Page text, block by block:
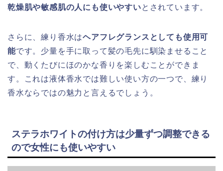
乾燥肌や敏感肌の人にも使いやすいとされています。
さらに、練り香水はヘアフレグランスとしても使用可
能です。少量を手に取って髪の毛先に馴染ませること
で、動くたびにほのかな香りを楽しむことができま
す。これは液体香水では難しい使い方の一つで、練り
香水ならではの魅力と言えるでしょう。
ステラホワイトの付け方は少量ずつ調整できる
ので女性にも使いやすい